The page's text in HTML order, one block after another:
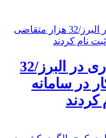
کاهش نرخ بیکاری در البرز/32
در سامانه
کردند